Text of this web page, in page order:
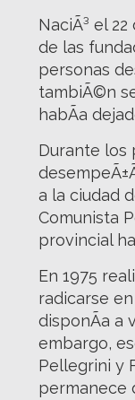
NaciÃ³ el
de las
personas
tambiÃ©n
habÃ­a
Durante los
a la ciudad
Comunista
provincial
En 1975
radicarse
disponÃ­a a
embargo,
Pellegrini y
permanece